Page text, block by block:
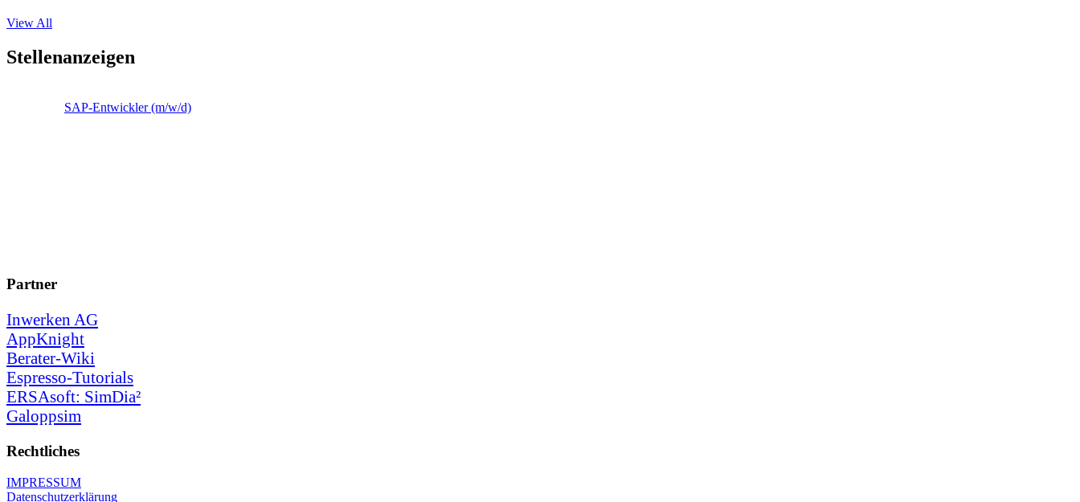
View All
Stellenanzeigen
SAP-Entwickler (m/w/d)
Partner
Inwerken AG
AppKnight
Berater-Wiki
Espresso-Tutorials
ERSAsoft: SimDia²
Galoppsim
Rechtliches
IMPRESSUM
Datenschutzerklärung